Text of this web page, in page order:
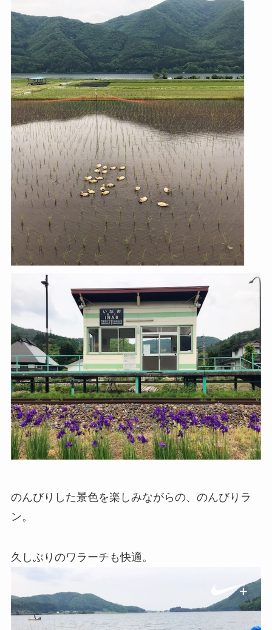
のんびりした景色を楽しみながらの、のんびりラ
ン。
久しぶりのワラーチも快適。